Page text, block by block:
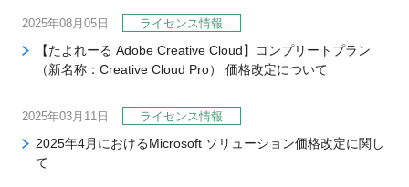
2025年08月05日 ライセンス情報
【たよれーる Adobe Creative Cloud】コンプリートプラン
（新名称：Creative Cloud Pro） 価格改定について
2025年03月11日 ライセンス情報
2025年4月におけるMicrosoft ソリューション価格改定に関し
て